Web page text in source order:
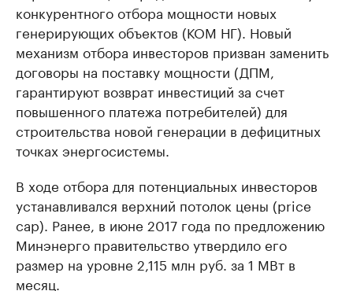
конкурентного отбора мощности новых
генерирующих объектов (КОМ НГ). Новый
механизм отбора инвесторов призван заменить
договоры на поставку мощности (ДПМ,
гарантируют возврат инвестиций за счет
повышенного платежа потребителей) для
строительства новой генерации в дефицитных
точках энергосистемы.
В ходе отбора для потенциальных инвесторов
устанавливался верхний потолок цены (price
cap). Ранее, в июне 2017 года по предложению
Минэнерго правительство утвердило его
размер на уровне 2,115 млн руб. за 1 МВт в
месяц.